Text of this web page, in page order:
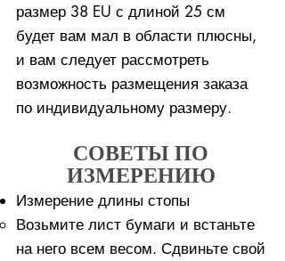
размер 38 EU с длиной 25 см
будет вам мал в области плюсны,
и вам следует рассмотреть
возможность размещения заказа
по индивидуальному размеру.
СОВЕТЫ ПО
ИЗМЕРЕНИЮ
Измерение длины стопы
Возьмите лист бумаги и встаньте
на него всем весом. ​Сдвиньте свой